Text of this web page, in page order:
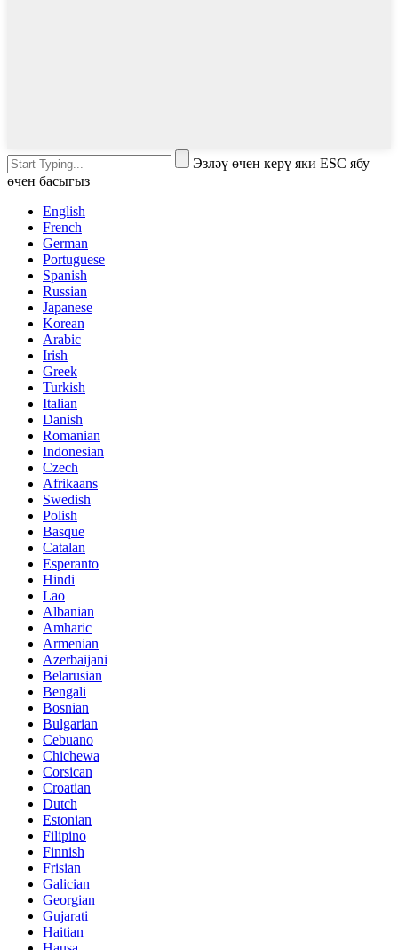
Эзләү өчен керү яки ESC ябу
өчен басыгыз
English
French
German
Portuguese
Spanish
Russian
Japanese
Korean
Arabic
Irish
Greek
Turkish
Italian
Danish
Romanian
Indonesian
Czech
Afrikaans
Swedish
Polish
Basque
Catalan
Esperanto
Hindi
Lao
Albanian
Amharic
Armenian
Azerbaijani
Belarusian
Bengali
Bosnian
Bulgarian
Cebuano
Chichewa
Corsican
Croatian
Dutch
Estonian
Filipino
Finnish
Frisian
Galician
Georgian
Gujarati
Haitian